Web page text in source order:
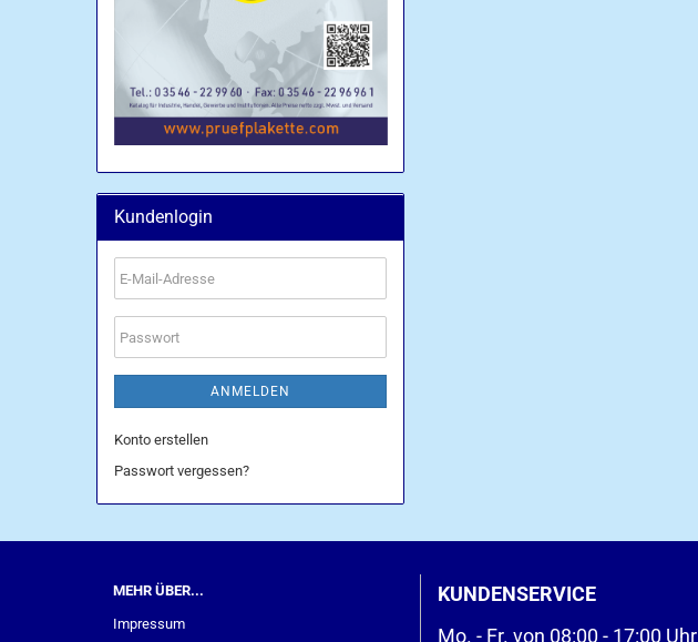
Kundenlogin
E-
Mail-
Adresse
Passwort
ANMELDEN
Konto erstellen
Passwort vergessen?
MEHR ÜBER...
Impressum
KUNDENSERVICE
Mo. - Fr. von 08:00 - 17:00 Uhr